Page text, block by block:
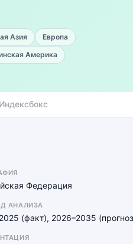
Азия
Европа
Америка
Федерация
АНАЛИЗА
(факт), 2026–2035